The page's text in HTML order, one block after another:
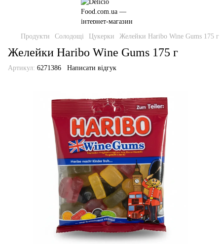
Продукти Солодощі Цукерки Желейки Haribo Wine Gums 175 г
Желейки Haribo Wine Gums 175 г
Артикул: 6271386 Написати відгук